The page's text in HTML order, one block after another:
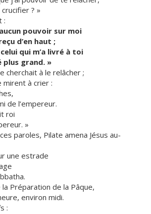
? »
:
pouvoir sur moi
d’en haut ;
qui m’a livré à toi
plus grand. »
cherchait à le relâcher ;
mirent à crier :
de l’empereur.
roi
»
paroles, Pilate amena Jésus au-
une estrade
la Préparation de la Pâque,
environ midi.
: